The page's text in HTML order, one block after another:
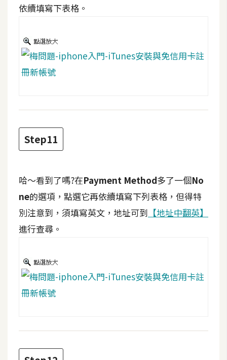
計
端
H
C
S
S
a
v
a
r
i
t
U
I
依續填寫下表格。
Step11
哈～看到了嗎?在Payment Method多了一個No
ne的選項，點選它再依續填寫下列表格，但得特
別注意到，須填寫英文，地址可到 【地址中翻英】
進行查尋。